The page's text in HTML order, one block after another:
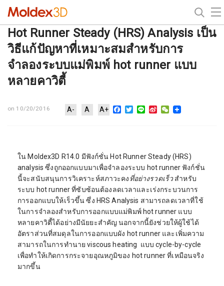
Hot Runner Steady (HRS) Analysis เป็น
วิธีแก้ปัญหาที่เหมาะสมสำหรับการ
จำลองระบบแม่พิมพ์ hot runner แบบ
หลายคาวิตี้
on 10/20/2016 A- A A+ Facebook
Twitter
Line Sina WeChat
ใน Moldex3D R14.0 มีฟังก์ชั่น Hot Runner Steady (HRS)
analysis ซึ่งถูกออกแบบมาเพื่อจำลองระบบ hot runner ฟังก์ชั่น
นี้จะสนับสนุนการวิเคราะห์สภาวะคง ที่อย่างรวดเร็ว สำหรับ
ระบบ hot runner ที่ซับซ้อนต้องลดเวลาและเร่งกระบวนการ
การออกแบบให้เร็วขึ้น ซึ่ง HRS Analysis สามารถลดเวลาที่ใช้
ในการจำลองสำหรับการออกแบบแม่พิมพ์ hot runner แบบ
หลายคาวิตี้ได้อย่างมีนัยยะสำคัญ นอกจากนี้ยังช่วยให้ผู้ใช้ได้
อัตราส่วนที่สมดุลในการออกแบบผัง hot runner และเพิ่มความ
สามารถในการทำนาย viscous heating แบบ cycle-by-cycle
เพื่อทำให้เกิดการกระจายอุณหภูมิของ hot runner ที่เหมือนจริง
มากขึ้น